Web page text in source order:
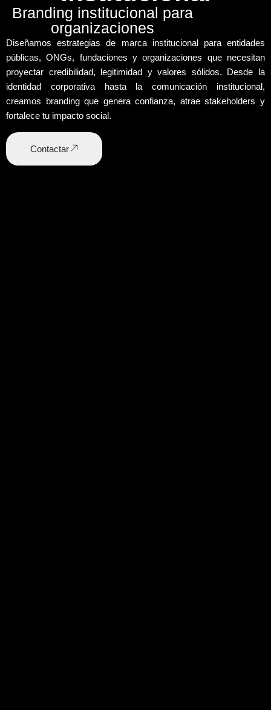
Branding institucional para
organizaciones
Diseñamosestrategias de marca institucionalpara entidades
públicas, ONGs, fundaciones y organizaciones que necesitan
proyectar credibilidad, legitimidad y valores sólidos. Desde la
identidad corporativahasta lacomunicación institucional,
creamos branding que genera confianza, atrae stakeholders y
fortalece tu impacto social.
Contactar